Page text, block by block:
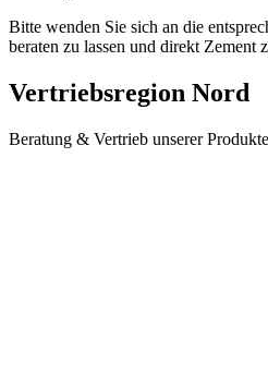
Bitte wenden Sie sich an die
beraten zu lassen und direkt Zement
Vertriebsregion Nord
Beratung & Vertrieb unserer Produkte